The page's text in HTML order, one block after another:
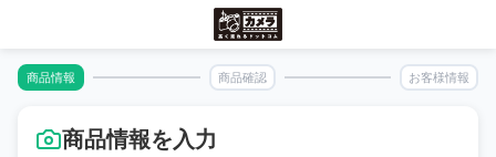
商品情報 商品確認 お客様情報
商品情報を入力